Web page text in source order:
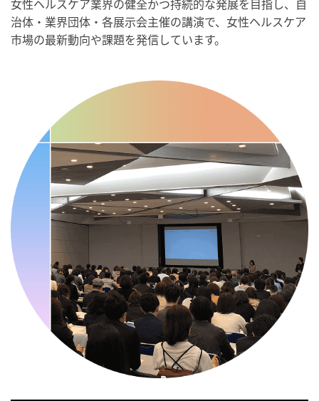
・がん征圧月間
・世界アルツハイマー月間
・職場の健康診断実施強化月間
・人口内耳の日
・骨盤臓器脱 克服の日
2026/09/10(木)
・がん征圧月間
・世界アルツハイマー月間
・健康増進普及月間
・歯ヂカラ探究月間
・職場の健康診断実施強化月間
・自殺予防週間
・世界自殺予防デー
・日本骨髄増殖性腫瘍の日
・知的障害者愛護デー
治体・業界団体・各展示会主催の講演で、女性ヘルスケア
市場の最新動向や課題を発信しています。